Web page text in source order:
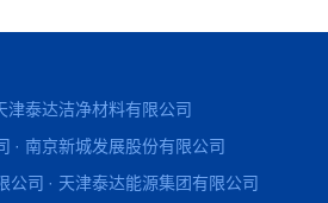
津泰达洁净材料有限公司
· 南京新城发展股份有限公司
公司 · 天津泰达能源集团有限公司